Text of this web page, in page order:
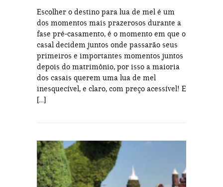
Escolher o destino para lua de mel é um
dos momentos mais prazerosos durante a
fase pré-casamento, é o momento em que o
casal decidem juntos onde passarão seus
primeiros e importantes momentos juntos
depois do matrimônio, por isso a maioria
dos casais querem uma lua de mel
inesquecível, e claro, com preço acessível! E
[…]